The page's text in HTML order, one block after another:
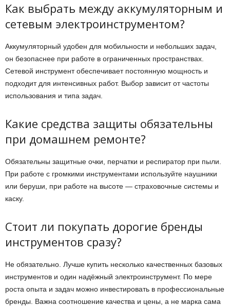
Как выбрать между аккумуляторным и
сетевым электроинструментом?
Аккумуляторный удобен для мобильности и небольших задач,
он безопаснее при работе в ограниченных пространствах.
Сетевой инструмент обеспечивает постоянную мощность и
подходит для интенсивных работ. Выбор зависит от частоты
использования и типа задач.
Какие средства защиты обязательны
при домашнем ремонте?
Обязательны защитные очки, перчатки и респиратор при пыли.
При работе с громкими инструментами используйте наушники
или беруши, при работе на высоте — страховочные системы и
каску.
Стоит ли покупать дорогие бренды
инструментов сразу?
Не обязательно. Лучше купить несколько качественных базовых
инструментов и один надёжный электроинструмент. По мере
роста опыта и задач можно инвестировать в профессиональные
бренды. Важна соотношение качества и цены, а не марка сама